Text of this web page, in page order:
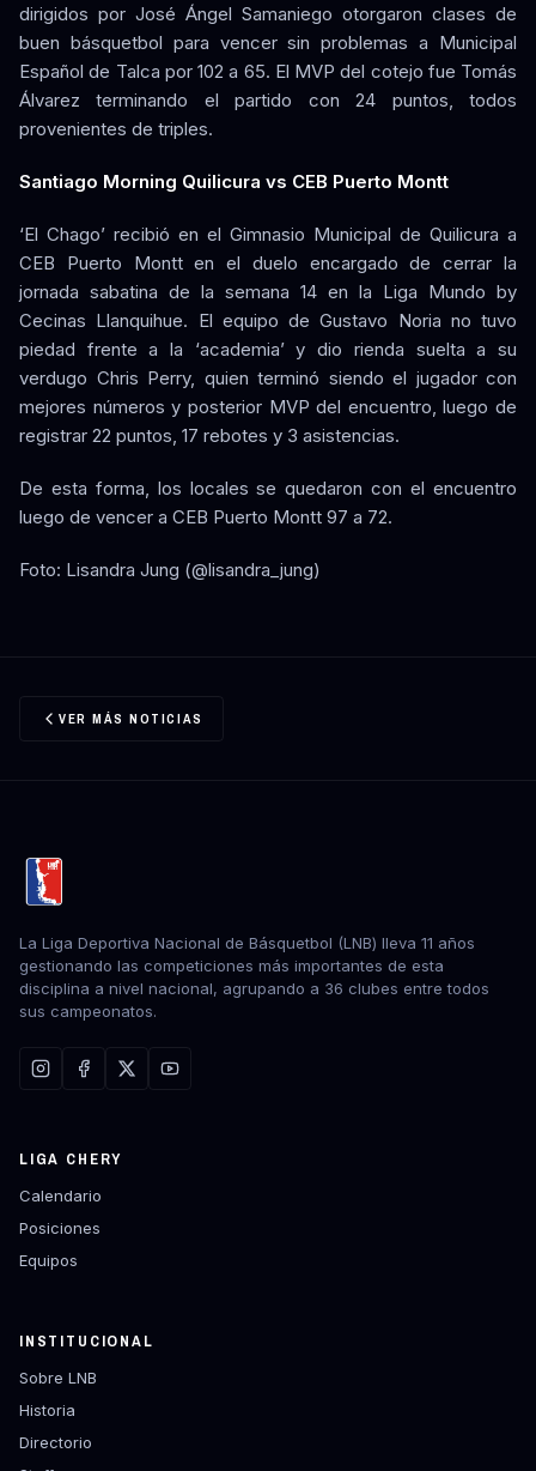
dirigidos por José Ángel Samaniego otorgaron clases de
buen básquetbol para vencer sin problemas a Municipal
Español de Talca por 102 a 65. El MVP del cotejo fue Tomás
Álvarez terminando el partido con 24 puntos, todos
provenientes de triples.
Santiago Morning Quilicura vs CEB Puerto Montt
‘El Chago’ recibió en el Gimnasio Municipal de Quilicura a
CEB Puerto Montt en el duelo encargado de cerrar la
jornada sabatina de la semana 14 en la Liga Mundo by
Cecinas Llanquihue. El equipo de Gustavo Noria no tuvo
piedad frente a la ‘academia’ y dio rienda suelta a su
verdugo Chris Perry, quien terminó siendo el jugador con
mejores números y posterior MVP del encuentro, luego de
registrar 22 puntos, 17 rebotes y 3 asistencias.
De esta forma, los locales se quedaron con el encuentro
luego de vencer a CEB Puerto Montt 97 a 72.
Foto: Lisandra Jung (@lisandra_jung)
VER MÁS NOTICIAS
La Liga Deportiva Nacional de Básquetbol (LNB) lleva 11 años
gestionando las competiciones más importantes de esta
disciplina a nivel nacional, agrupando a 36 clubes entre todos
sus campeonatos.
LIGA CHERY
Calendario
Posiciones
Equipos
INSTITUCIONAL
Sobre LNB
Historia
Directorio